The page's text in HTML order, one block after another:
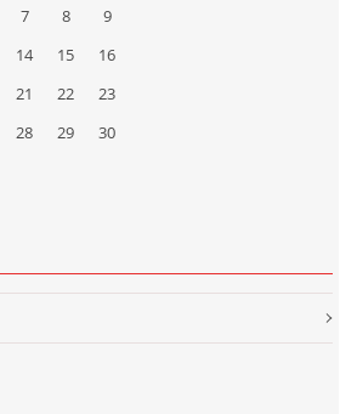
7 8
9
14 15
16
21 22
23
28 29
30